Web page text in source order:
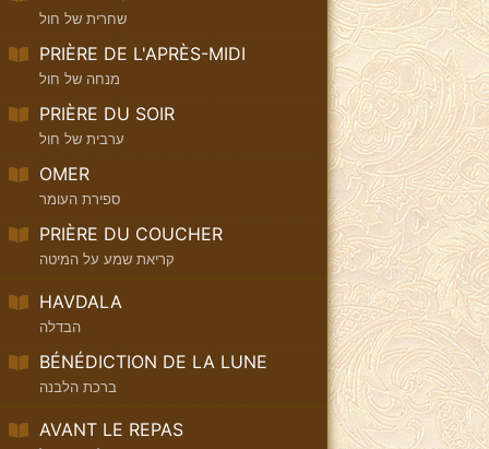
שחרית של חול
PRIÈRE DE L'APRÈS-MIDI
מנחה של חול
PRIÈRE DU SOIR
ערבית של חול
OMER
ספירת העומר
PRIÈRE DU COUCHER
קריאת שמע על המיטה
HAVDALA
הבדלה
BÉNÉDICTION DE LA LUNE
ברכת הלבנה
AVANT LE REPAS